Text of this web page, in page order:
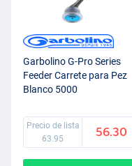
Garbolino G-Pro Series
Feeder Carrete para Pez
Blanco 5000
Precio de lista
63.95
56.30